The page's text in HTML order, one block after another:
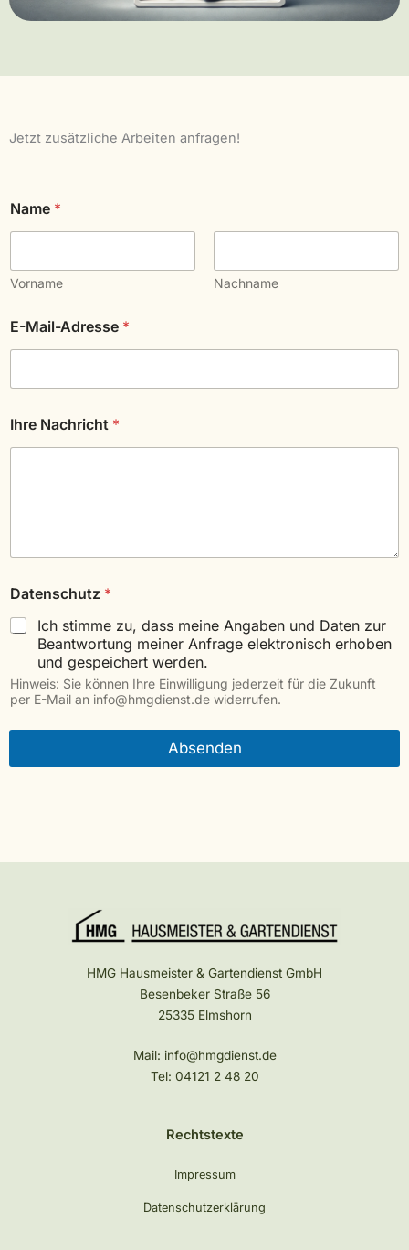
Jetzt zusätzliche Arbeiten anfragen!
Name *
Vorname Nachname
E-Mail-Adresse *
h
r
Ihre Nachricht *
Datenschutz *
Ich stimme zu, dass meine Angaben und Daten zur
Beantwortung meiner Anfrage elektronisch erhoben
und gespeichert werden.
Hinweis: Sie können Ihre Einwilligung jederzeit für die Zukunft
per E-Mail an info@hmgdienst.de widerrufen.
Absenden
HMG Hausmeister & Gartendienst GmbH
Besenbeker Straße 56
25335 Elmshorn
Mail: info@hmgdienst.de
Tel: 04121 2 48 20
Rechtstexte
Impressum
Datenschutzerklärung